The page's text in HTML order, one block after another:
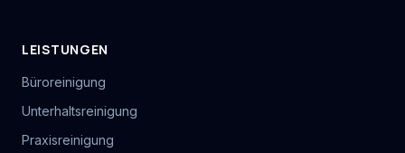
LEISTUNGEN
Büroreinigung
Unterhaltsreinigung
Praxisreinigung